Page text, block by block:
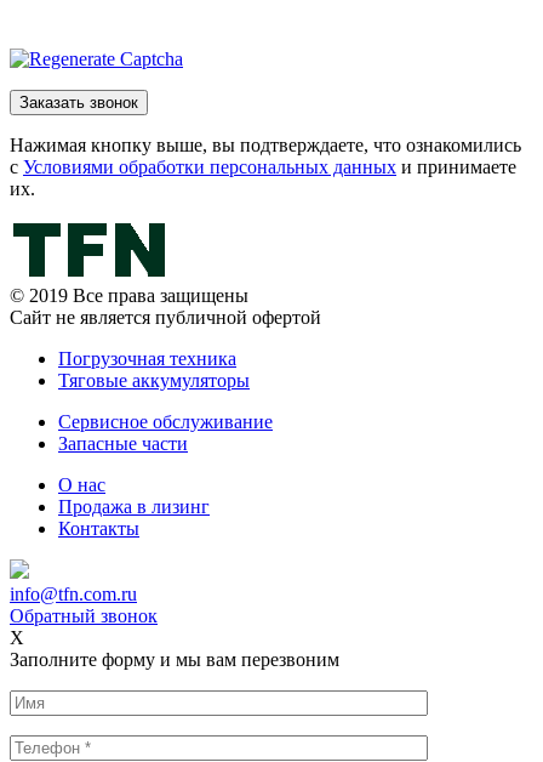
Нажимая кнопку выше, вы подтверждаете, что ознакомились
с Условиями обработки персональных данных и принимаете
их.
© 2019 Все права защищены
Сайт не является публичной офертой
Погрузочная техника
Тяговые аккумуляторы
Сервисное обслуживание
Запасные части
О нас
Продажа в лизинг
Контакты
info@tfn.com.ru
Обратный звонок
X
Заполните форму и мы вам перезвоним